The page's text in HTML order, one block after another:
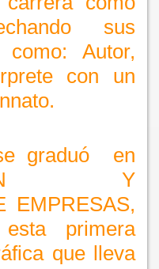
sus
Autor,
con un
graduó en
Y
EMPRESAS,
primera
que lleva